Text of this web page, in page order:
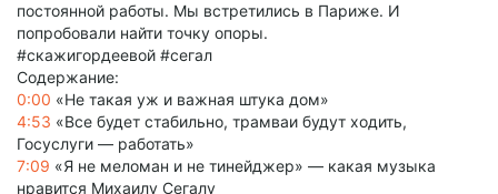
постоянной работы. Мы встретились в Париже. И
попробовали найти точку опоры.
#скажигордеевой #сегал
Содержание:
0:00 «Не такая уж и важная штука дом»
4:53 «Все будет стабильно, трамваи будут ходить,
Госуслуги — работать»
7:09 «Я не меломан и не тинейджер» — какая музыка
нравится Михаилу Сегалу